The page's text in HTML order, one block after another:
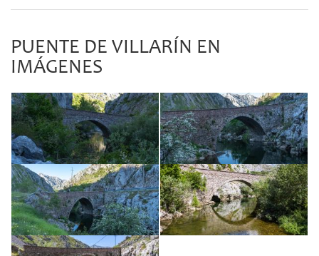
PUENTE DE VILLARÍN EN
IMÁGENES